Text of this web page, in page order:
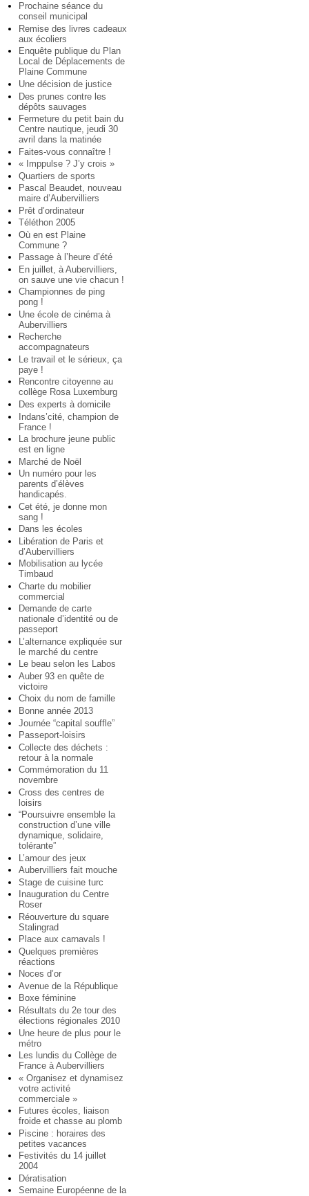
Prochaine séance du
conseil municipal
Remise des livres cadeaux
aux écoliers
Enquête publique du Plan
Local de Déplacements de
Plaine Commune
Une décision de justice
Des prunes contre les
dépôts sauvages
Fermeture du petit bain du
Centre nautique, jeudi 30
avril dans la matinée
Faites-vous connaître !
« Imppulse ? J’y crois »
Quartiers de sports
Pascal Beaudet, nouveau
maire d’Aubervilliers
Prêt d’ordinateur
Téléthon 2005
Où en est Plaine
Commune ?
Passage à l’heure d’été
En juillet, à Aubervilliers,
on sauve une vie chacun !
Championnes de ping
pong !
Une école de cinéma à
Aubervilliers
Recherche
accompagnateurs
Le travail et le sérieux, ça
paye !
Rencontre citoyenne au
collège Rosa Luxemburg
Des experts à domicile
Indans’cité, champion de
France !
La brochure jeune public
est en ligne
Marché de Noël
Un numéro pour les
parents d’élèves
handicapés.
Cet été, je donne mon
sang !
Dans les écoles
Libération de Paris et
d’Aubervilliers
Mobilisation au lycée
Timbaud
Charte du mobilier
commercial
Demande de carte
nationale d’identité ou de
passeport
L’alternance expliquée sur
le marché du centre
Le beau selon les Labos
Auber 93 en quête de
victoire
Choix du nom de famille
Bonne année 2013
Journée “capital souffle”
Passeport-loisirs
Collecte des déchets :
retour à la normale
Commémoration du 11
novembre
Cross des centres de
loisirs
“Poursuivre ensemble la
construction d’une ville
dynamique, solidaire,
tolérante”
L’amour des jeux
Aubervilliers fait mouche
Stage de cuisine turc
Inauguration du Centre
Roser
Réouverture du square
Stalingrad
Place aux carnavals !
Quelques premières
réactions
Noces d’or
Avenue de la République
Boxe féminine
Résultats du 2e tour des
élections régionales 2010
Une heure de plus pour le
métro
Les lundis du Collège de
France à Aubervilliers
« Organisez et dynamisez
votre activité
commerciale »
Futures écoles, liaison
froide et chasse au plomb
Piscine : horaires des
petites vacances
Festivités du 14 juillet
2004
Dératisation
Semaine Européenne de la